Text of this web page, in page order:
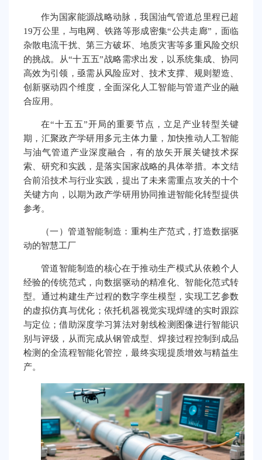
作为国家能源战略动脉，我国油气管道总里程已超
19万公里，与电网、铁路等形成密集“公共走廊”，面临
杂散电流干扰、第三方破坏、地质灾害等多重风险交织
的挑战。从“十五五”战略需求出发，以系统集成、协同
高效为引领，亟需从风险应对、技术支撑、规则塑造、
创新驱动四个维度，全面深化人工智能与管道产业的融
合应用。
在“十五五”开局的重要节点，立足产业转型关键
期，汇聚政产学研用多元主体力量，加快推动人工智能
与油气管道产业深度融合，有的放矢开展关键技术探
索、研究和实践，是落实国家战略的具体举措。本文结
合前沿技术与行业实践，提出了未来需重点攻关的十个
关键方向，以期为政产学研用协同推进智能化转型提供
参考。
（一）管道智能制造：重构生产范式，打造数据驱
动的智慧工厂
管道智能制造的核心在于推动生产模式从依赖个人
经验的传统范式，向数据驱动的精准化、智能化范式转
型。通过构建生产过程的数字孪生模型，实现工艺参数
的虚拟仿真与优化；依托机器视觉实现焊缝的实时跟踪
与定位；借助深度学习算法对射线检测图像进行智能识
别与评级，从而完成从钢管成型、焊接过程控制到成品
检测的全流程智能化管控，最终实现提质增效与精益生
产。